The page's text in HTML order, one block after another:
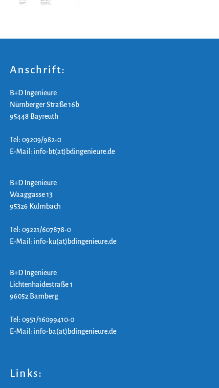
Anschrift:
B+D Ingenieure
Nürnberger Straße 16b
95448 Bayreuth
Tel: 09209/982-0
E-Mail: info-bt(at)bdingenieure.de
B+D Ingenieure
Waaggasse 13
95326 Kulmbach
Tel: 09221/607878-0
E-Mail: info-ku(at)bdingenieure.de
B+D Ingenieure
Lichtenhaidestraße 1
96052 Bamberg
Tel: 0951/16099410-0
E-Mail: info-ba(at)bdingenieure.de
Links: